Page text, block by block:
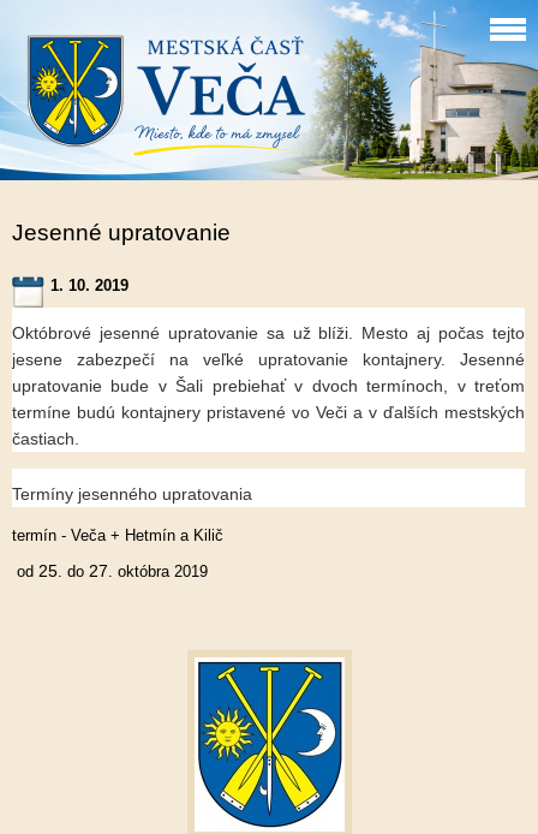
Jesenné upratovanie
1. 10. 2019
Októbrové jesenné upratovanie sa už blíži. Mesto aj počas tejto
jesene zabezpečí na veľké upratovanie kontajnery. Jesenné
upratovanie bude v Šali prebiehať v dvoch termínoch, v treťom
termíne budú kontajnery pristavené vo Veči a v ďalších mestských
častiach.
Termíny jesenného upratovania
termín - Veča + Hetmín a Kilič
od 25. do 27. októbra 2019